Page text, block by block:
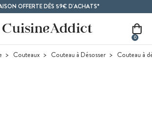
OFFERTE DÈS 59€ D'ACHATS*
0
Couteaux Couteau à Désosser Couteau à